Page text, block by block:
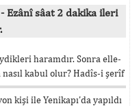
Ezânî sâat 2 dakika ileri
haramdır. Sonra elle-
kabul olur? Hadîs-i şerîf
kişi ile Yenikapı’da yapıldı